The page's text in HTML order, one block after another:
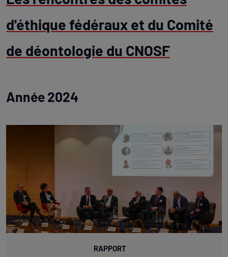
d'éthique fédéraux et du Comité
de déontologie du CNOSF
Année 2024
RAPPORT